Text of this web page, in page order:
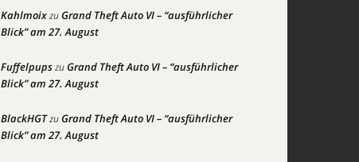
KahlmoixzuGrand Theft Auto VI – “ausführlicher
Blick” am 27. August
FuffelpupszuGrand Theft Auto VI – “ausführlicher
Blick” am 27. August
BlackHGTzuGrand Theft Auto VI – “ausführlicher
Blick” am 27. August